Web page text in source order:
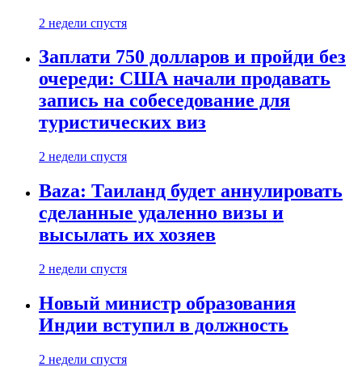
2 недели спустя
Заплати 750 долларов и пройди без
очереди: США начали продавать
запись на собеседование для
туристических виз
2 недели спустя
Baza: Таиланд будет аннулировать
сделанные удаленно визы и
высылать их хозяев
2 недели спустя
Новый министр образования
Индии вступил в должность
2 недели спустя